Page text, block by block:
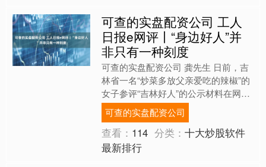
可查的实盘配资公司 工人
日报e网评丨“身边好人”并
非只有一种刻度
可查的实盘配资公司 龚先生 日前，吉
林省一名“炒菜多放父亲爱吃的辣椒”的
女子参评“吉林好人”的公示材料在网上
刷屏。 据8月14日半月谈微信公众号报
道，8月11日....
可查的实盘配资公司
查看： 114 分类：十大炒股软件
最新排行